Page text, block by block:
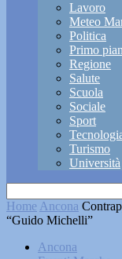
Lavoro
Meteo
Politica
Primo
Regione
Salute
Scuola
Sociale
Sport
Turismo
Università
Home Ancona
“Guido Michelli”
Ancona